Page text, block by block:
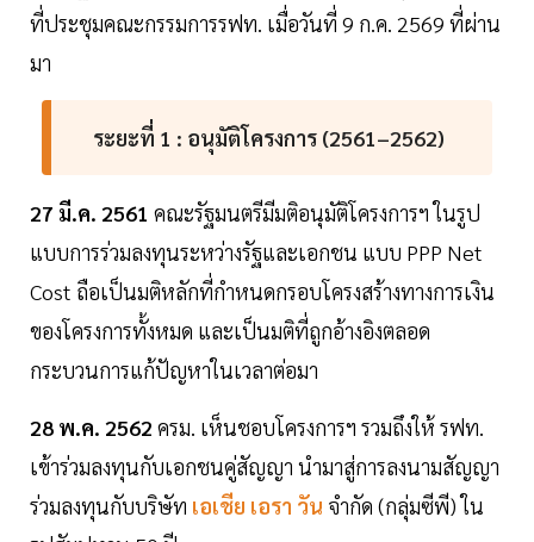
ที่ประชุมคณะกรรมการรฟท. เมื่อวันที่ 9 ก.ค. 2569 ที่ผ่าน
มา
ระยะที่ 1 : อนุมัติโครงการ (2561–2562)
27 มี.ค. 2561 คณะรัฐมนตรีมีมติอนุมัติโครงการฯ ในรูป
แบบการร่วมลงทุนระหว่างรัฐและเอกชน แบบ PPP Net
Cost ถือเป็นมติหลักที่กำหนดกรอบโครงสร้างทางการเงิน
ของโครงการทั้งหมด และเป็นมติที่ถูกอ้างอิงตลอด
กระบวนการแก้ปัญหาในเวลาต่อมา
28 พ.ค. 2562 ครม. เห็นชอบโครงการฯ รวมถึงให้ รฟท.
เข้าร่วมลงทุนกับเอกชนคู่สัญญา นำมาสู่การลงนามสัญญา
ร่วมลงทุนกับบริษัท เอเชีย เอรา วัน จำกัด (กลุ่มซีพี) ใน